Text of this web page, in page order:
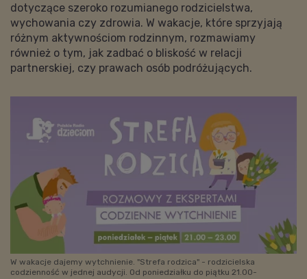
dotyczące szeroko rozumianego rodzicielstwa,
wychowania czy zdrowia. W wakacje, które sprzyjają
różnym aktywnościom rodzinnym, rozmawiamy
również o tym, jak zadbać o bliskość w relacji
partnerskiej, czy prawach osób podróżujących.
W wakacje dajemy wytchnienie. "Strefa rodzica" - rodzicielska
codzienność w jednej audycji. Od poniedziałku do piątku 21.00-